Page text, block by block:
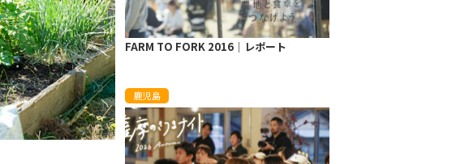
FARM TO FORK 2016│レポート
鹿児島